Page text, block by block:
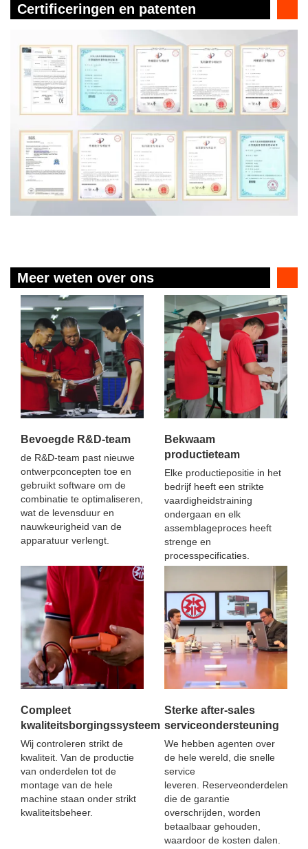
Certificeringen en patenten
Meer weten over ons
Bevoegde R&D-team
de R&D-team past nieuwe
ontwerpconcepten toe en
gebruikt software om de
combinatie te optimaliseren,
wat de levensduur en
nauwkeurigheid van de
apparatuur verlengt.
Bekwaam
productieteam
Elke productiepositie in het
bedrijf heeft een strikte
vaardigheidstraining
ondergaan en elk
assemblageproces heeft
strenge en
processpecificaties.
Compleet
kwaliteitsborgingssysteem
Wij controleren strikt de
kwaliteit. Van de productie
van onderdelen tot de
montage van de hele
machine staan ​​​​onder strikt
kwaliteitsbeheer.
Sterke after-sales
serviceondersteuning
We hebben agenten over
de hele wereld, die snelle
service
leveren. Reserveonderdelen
die de garantie
overschrijden, worden
betaalbaar gehouden,
waardoor de kosten dalen.